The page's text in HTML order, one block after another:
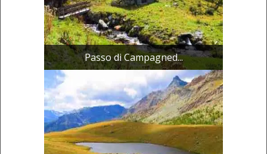
Passo di Campagned...